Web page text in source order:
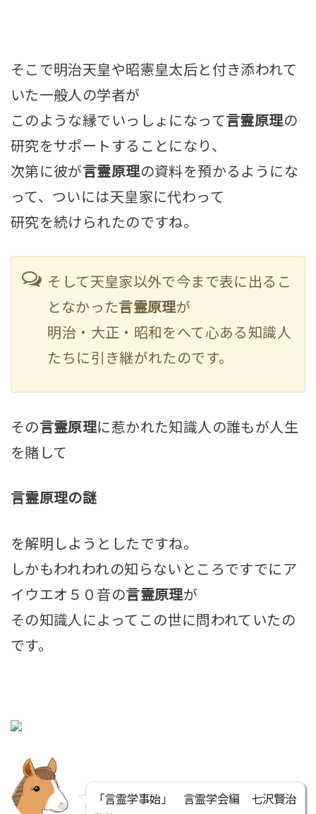
そこで明治天皇や昭憲皇太后と付き添われて
いた一般人の学者が
このような縁でいっしょになって言霊原理の
研究をサポートすることになり、
次第に彼が言霊原理の資料を預かるようにな
って、ついには天皇家に代わって
研究を続けられたのですね。
そして天皇家以外で今まで表に出るこ
となかった言霊原理が
明治・大正・昭和をへて心ある知識人
たちに引き継がれたのです。
その言霊原理に惹かれた知識人の誰もが人生
を賭して
言霊原理の謎
を解明しようとしたですね。
しかもわれわれの知らないところですでにア
イウエオ５０音の言霊原理が
その知識人によってこの世に問われていたの
です。
「言霊学事始」 言霊学会編 七沢賢治